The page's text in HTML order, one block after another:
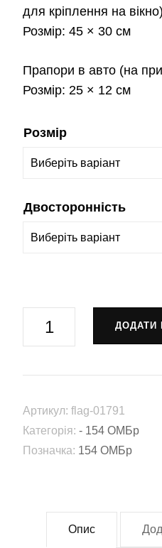
для кріплення на вікно)
Розмір: 45 × 30 см
Прапори в авто (на
Розмір: 25 × 12 см
Розмір
Двосторонність
154-
окрема
бригада
(154
ОМБр)
01791)
кількість
ДОДАТИ
Артикул: flag-01791
Категорія: - 154 ОМБр
Позначка: 154 ОМБр
Опис